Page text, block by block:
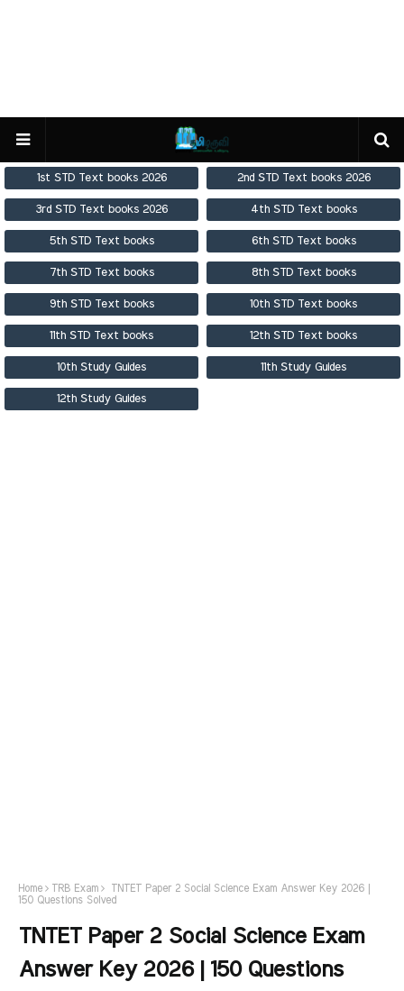
1st STD Text books 2026 2nd STD Text books 2026
3rd STD Text books 2026 4th STD Text books
5th STD Text books 6th STD Text books
7th STD Text books 8th STD Text books
9th STD Text books 10th STD Text books
11th STD Text books 12th STD Text books
10th Study Guides 11th Study Guides
12th Study Guides
Home TRB Exam
TNTET Paper 2 Social Science Exam Answer Key 2026 |
150 Questions Solved
TNTET Paper 2 Social Science Exam
Answer Key 2026 | 150 Questions